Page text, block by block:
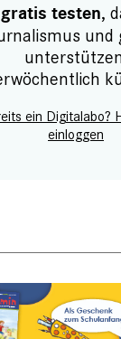
testen,
und
ein Digitalabo?
einloggen